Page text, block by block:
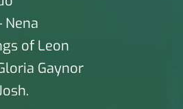
of Leon
Gaynor